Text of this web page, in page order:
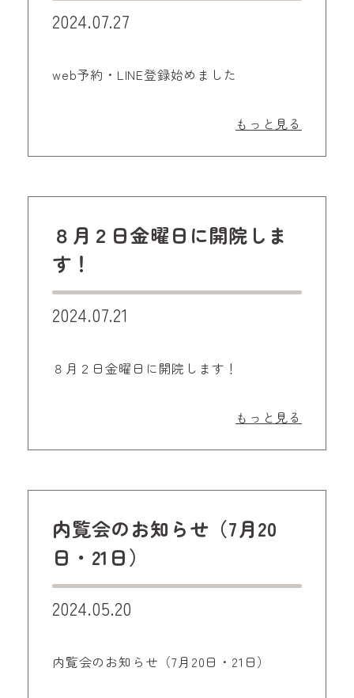
2024.07.27
web予約・LINE登録始めました
もっと見る
８月２日金曜日に開院しま
す！
2024.07.21
８月２日金曜日に開院します！
もっと見る
内覧会のお知らせ（7月20
日・21日）
2024.05.20
内覧会のお知らせ（7月20日・21日）